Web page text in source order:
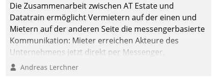
Die Zusammenarbeit zwischen AT Estate und
Datatrain ermöglicht Vermietern auf der einen und
Mietern auf der anderen Seite die messengerbasierte
Kommunikation: Mieter erreichen Akteure des
Unternehmens jetzt direkt per Messenger,
Mitarbeiter oder Dienstleister empfangen oder
Andreas Lerchner